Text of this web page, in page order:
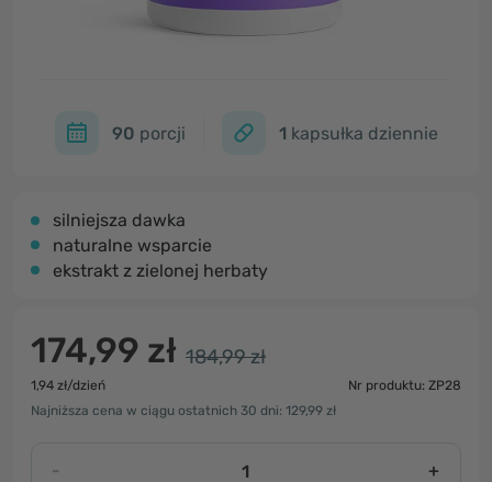
90 porcji 1 kapsułka dziennie
silniejsza dawka
naturalne wsparcie
ekstrakt z zielonej herbaty
174,99 zł 184,99 zł
1,94 zł/dzień
Nr produktu: ZP28
Najniższa cena w ciągu ostatnich 30 dni: 129,99 zł
- +